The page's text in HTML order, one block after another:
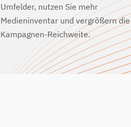
Umfelder, nutzen Sie mehr
Medieninventar und vergrößern die
Kampagnen-Reichweite.